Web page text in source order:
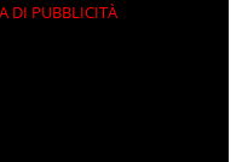
DI PUBBLICITÀ